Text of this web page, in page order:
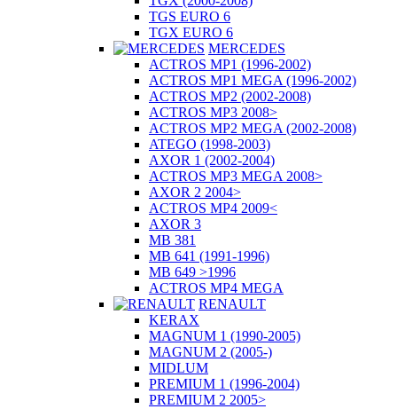
TGS EURO 6
TGX EURO 6
MERCEDES
ACTROS MP1 (1996-2002)
ACTROS MP1 MEGA (1996-2002)
ACTROS MP2 (2002-2008)
ACTROS MP3 2008>
ACTROS MP2 MEGA (2002-2008)
ATEGO (1998-2003)
AXOR 1 (2002-2004)
ACTROS MP3 MEGA 2008>
AXOR 2 2004>
ACTROS MP4 2009<
AXOR 3
MB 381
MB 641 (1991-1996)
MB 649 >1996
ACTROS MP4 MEGA
RENAULT
KERAX
MAGNUM 1 (1990-2005)
MAGNUM 2 (2005-)
MIDLUM
PREMIUM 1 (1996-2004)
PREMIUM 2 2005>